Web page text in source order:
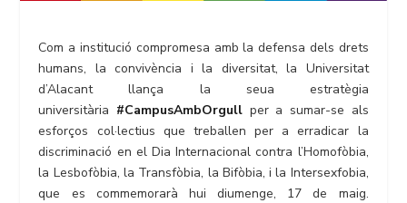
Com a institució compromesa amb la defensa dels drets
humans, la convivència i la diversitat, la Universitat
d’Alacant llança la seua estratègia
universitària #CampusAmbOrgull per a sumar-se als
esforços col·lectius que treballen per a erradicar la
discriminació en el Dia Internacional contra l’Homofòbia,
la Lesbofòbia, la Transfòbia, la Bifòbia, i la Intersexfobia,
que es commemorarà hui diumenge, 17 de maig.